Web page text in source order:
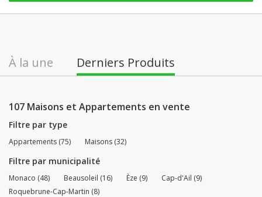
vendredi: 09:00 - 18:00
samedi: Fermé
À la une Derniers Produits
107 Maisons et Appartements en vente
Filtre par type
Appartements (75) Maisons (32)
Filtre par municipalité
Monaco (48) Beausoleil (16) Èze (9)
Cap-d'Ail (9)
Roquebrune-Cap-Martin (8)